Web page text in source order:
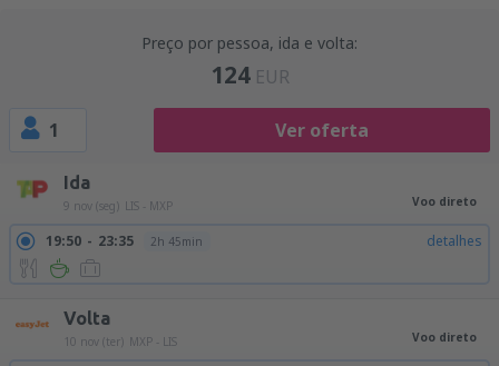
Preço por pessoa, ida e volta:
124 EUR
1 Ver oferta
Ida
9 nov (seg) LIS - MXP Voo direto
19:50 23:35 2h 45min detalhes
Volta
10 nov (ter) MXP - LIS Voo direto